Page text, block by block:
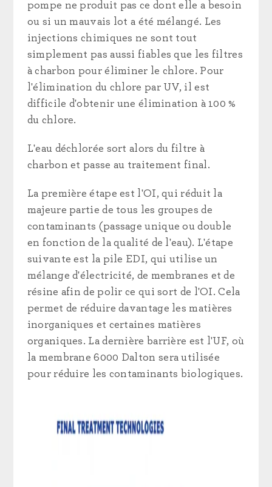
pompe ne produit pas ce dont elle a besoin
ou si un mauvais lot a été mélangé. Les
injections chimiques ne sont tout
simplement pas aussi fiables que les filtres
à charbon pour éliminer le chlore. Pour
l'élimination du chlore par UV, il est
difficile d'obtenir une élimination à 100 %
du chlore.
L'eau déchlorée sort alors du filtre à
charbon et passe au traitement final.
La première étape est l'OI, qui réduit la
majeure partie de tous les groupes de
contaminants (passage unique ou double
en fonction de la qualité de l'eau). L'étape
suivante est la pile EDI, qui utilise un
mélange d'électricité, de membranes et de
résine afin de polir ce qui sort de l'OI. Cela
permet de réduire davantage les matières
inorganiques et certaines matières
organiques. La dernière barrière est l'UF, où
la membrane 6000 Dalton sera utilisée
pour réduire les contaminants biologiques.